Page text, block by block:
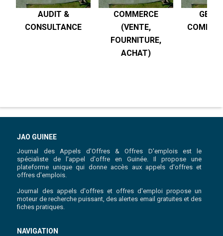
AUDIT &
CONSULTANCE
COMMERCE
(VENTE,
FOURNITURE,
ACHAT)
JAO GUINEE
Journal des Appels d'Offres & Offres D'emplois est le
spécialiste de l'appel d'offre en Guinée. Il propose une
plateforme unique qui donne accès aux appels d'offres et
offres d'emplois.
Journal des appels d'offres et offres d'emploi propose un
moteur de recherche puissant, des alertes email gratuites et des
fiches pratiques.
NAVIGATION